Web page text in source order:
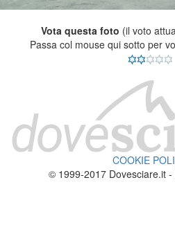
Vota questa foto (il voto
Passa col mouse qui sotto per
COOKIE
© 1999-2017 Dovesciare.it -